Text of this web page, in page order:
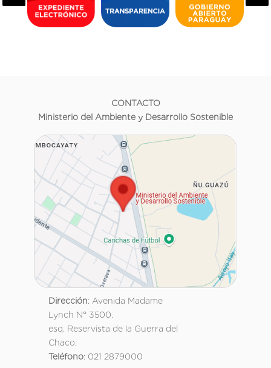
CONTACTO
Ministerio del Ambiente y Desarrollo Sostenible
Dirección: Avenida Madame
Lynch N° 3500.
esq. Reservista de la Guerra del
Chaco.
Teléfono: 021 2879000